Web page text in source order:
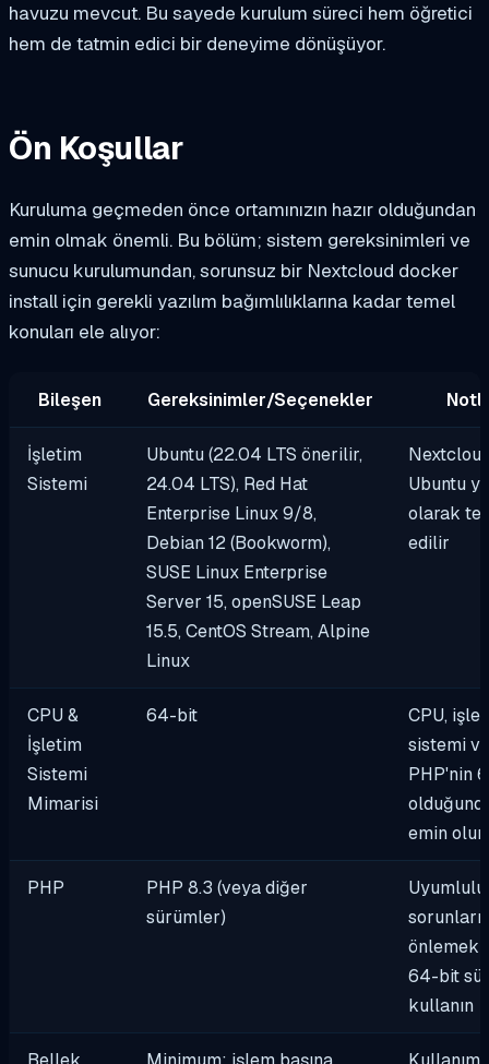
havuzu mevcut. Bu sayede kurulum süreci hem öğretici
hem de tatmin edici bir deneyime dönüşüyor.
Ön Koşullar
Kuruluma geçmeden önce ortamınızın hazır olduğundan
emin olmak önemli. Bu bölüm; sistem gereksinimleri ve
sunucu kurulumundan, sorunsuz bir Nextcloud docker
install için gerekli yazılım bağımlılıklarına kadar temel
konuları ele alıyor:
Bileşen Gereksinimler/Seçenekler
İşletim
Sistemi
Ubuntu (22.04 LTS önerilir,
24.04 LTS), Red Hat
Enterprise Linux 9/8,
Debian 12 (Bookworm),
SUSE Linux Enterprise
Server 15, openSUSE Leap
15.5, CentOS Stream, Alpine
Linux
Ubuntu
olarak
edilir
CPU &
İşletim
Sistemi
Mimarisi
64-bit
CPU,
sistemi
PHP'nin
emin olun
PHP
PHP 8.3 (veya diğer
sürümler)
önlemek
64-bit
kullanın